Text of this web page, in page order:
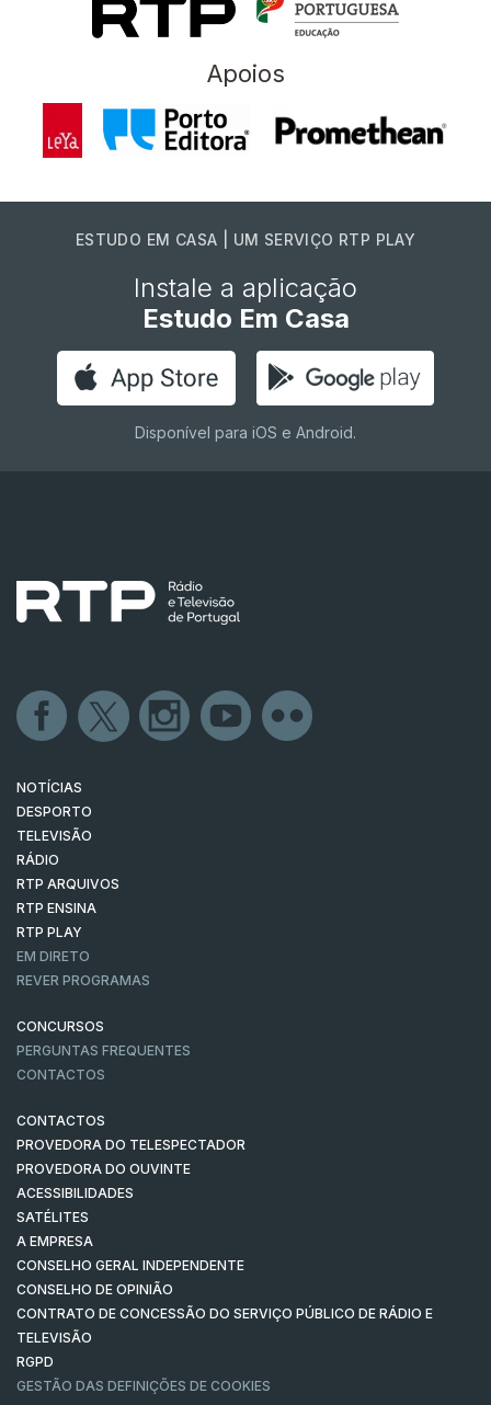
Apoios
ESTUDO EM CASA | UM SERVIÇO RTP PLAY
Instale a aplicação
Estudo Em Casa
Disponível para iOS e Android.
NOTÍCIAS
DESPORTO
TELEVISÃO
RÁDIO
RTP ARQUIVOS
RTP ENSINA
RTP PLAY
EM DIRETO
REVER PROGRAMAS
CONCURSOS
PERGUNTAS FREQUENTES
CONTACTOS
CONTACTOS
PROVEDORA DO TELESPECTADOR
PROVEDORA DO OUVINTE
ACESSIBILIDADES
SATÉLITES
A EMPRESA
CONSELHO GERAL INDEPENDENTE
CONSELHO DE OPINIÃO
CONTRATO DE CONCESSÃO DO SERVIÇO PÚBLICO DE RÁDIO E
TELEVISÃO
RGPD
GESTÃO DAS DEFINIÇÕES DE COOKIES